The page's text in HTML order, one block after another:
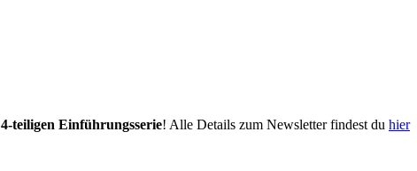
4-teiligen Einführungsserie! Alle Details zum Newsletter findest du hier